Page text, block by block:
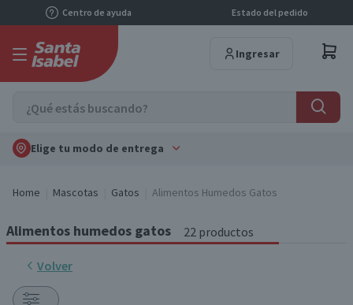
Centro de ayuda Estado del pedido
Ingresar
Elige tu modo de entrega
Home Mascotas Gatos Alimentos Humedos Gatos
Alimentos humedos gatos 22 productos
Volver